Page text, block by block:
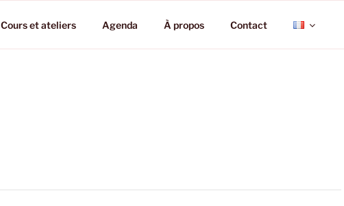
Cours et ateliers Agenda À propos Contact